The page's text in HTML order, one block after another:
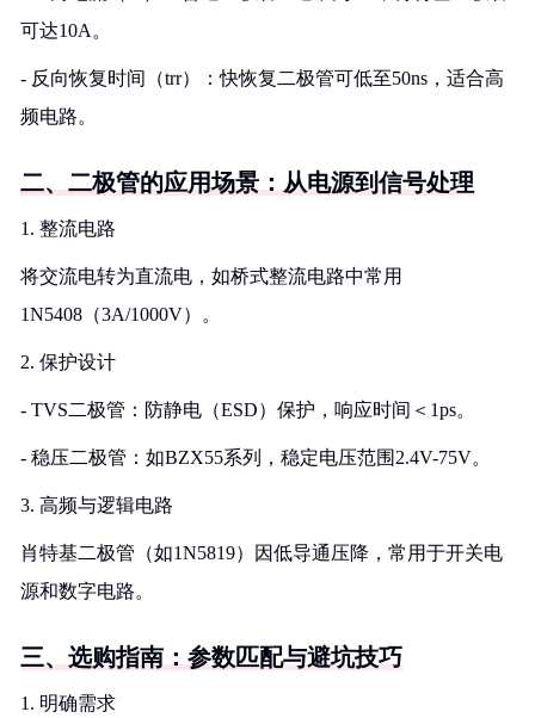
可达10A。
- 反向恢复时间（trr）：快恢复二极管可低至50ns，适合高
频电路。
二、二极管的应用场景：从电源到信号处理
1. 整流电路
将交流电转为直流电，如桥式整流电路中常用
1N5408（3A/1000V）。
2. 保护设计
- TVS二极管：防静电（ESD）保护，响应时间＜1ps。
- 稳压二极管：如BZX55系列，稳定电压范围2.4V-75V。
3. 高频与逻辑电路
肖特基二极管（如1N5819）因低导通压降，常用于开关电
源和数字电路。
三、选购指南：参数匹配与避坑技巧
1. 明确需求